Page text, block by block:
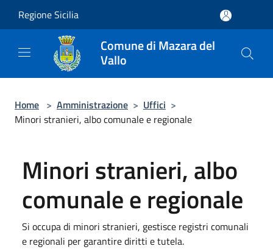
Regione Sicilia
Comune di Mazara del
Vallo
Home > Amministrazione > Uffici >
Minori stranieri, albo comunale e regionale
Minori stranieri, albo
comunale e regionale
Si occupa di minori stranieri, gestisce registri comunali
e regionali per garantire diritti e tutela.